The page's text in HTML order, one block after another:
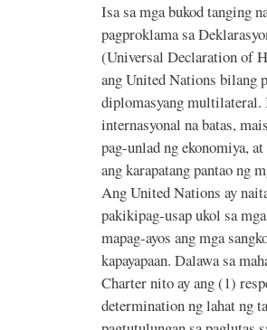
Isa sa mga bukod tanging
pagproklama sa
(Universal Declaration of
ang United Nations bilang
diplomasyang multilateral.
internasyonal na batas,
pag-unlad ng ekonomiya,
ang karapatang pantao ng
Ang United Nations ay
pakikipag-usap ukol sa
mapag-ayos ang mga
kapayapaan. Dalawa sa
Charter nito ay ang (1)
determination ng lahat ng